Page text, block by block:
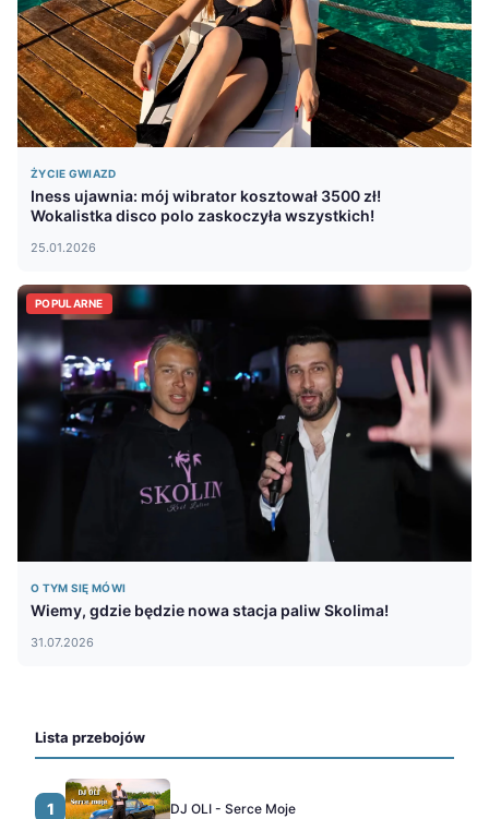
ŻYCIE GWIAZD
Iness ujawnia: mój wibrator kosztował 3500 zł!
Wokalistka disco polo zaskoczyła wszystkich!
25.01.2026
POPULARNE
O TYM SIĘ MÓWI
Wiemy, gdzie będzie nowa stacja paliw Skolima!
31.07.2026
Lista przebojów
1 DJ OLI - Serce Moje